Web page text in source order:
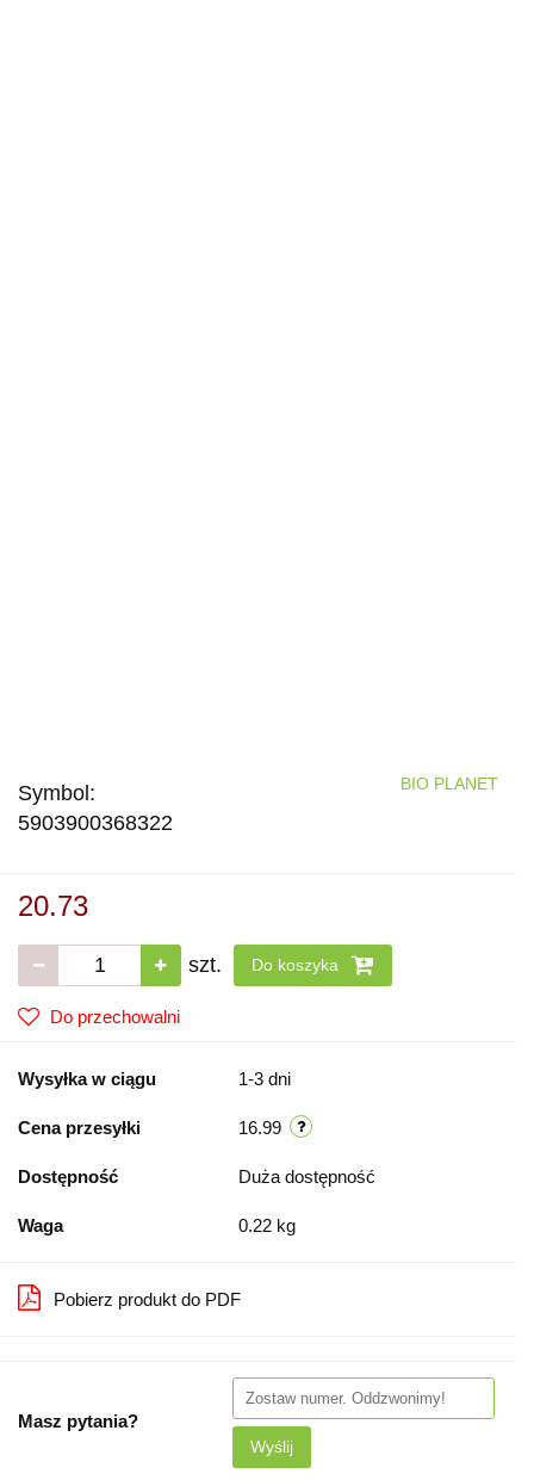
Symbol:
5903900368322
BIO PLANET
20.73
szt. Do koszyka
Do przechowalni
Wysyłka w ciągu 1-3 dni
Cena przesyłki 16.99
Dostępność Duża dostępność
Waga 0.22 kg
Pobierz produkt do PDF
Masz pytania?
Wyślij